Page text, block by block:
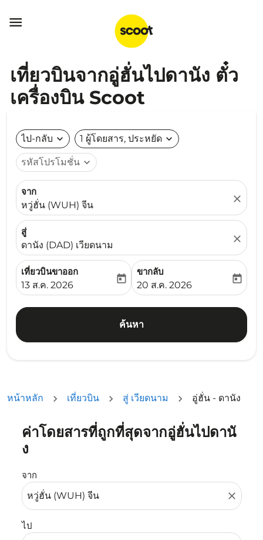

เที่ยวบินจากอู่ฮั่นไปดานัง ตั๋ว
เครื่องบิน Scoot
ไป-กลับ expand_more 1 ผู้โดยสาร, ประหยัด expand_more
รหัสโปรโมชั่น expand_more
จาก
หวู่ฮั่น (WUH) จีน
close
สู่
ดานัง (DAD) เวียดนาม
close
เที่ยวบินขาออก
fc-booking-departure-date-aria-label
13 ส.ค. 2026
today
ขากลับ
fc-booking-return-date-
20 ส.ค. 2026
today
ค้นหา
หน้าหลัก เที่ยวบิน สู่ เวียดนาม อู่ฮั่น - ดานัง
ค่าโดยสารที่ถูกที่สุดจากอู่ฮั่นไปดานั
ง
จาก
close
ไป
ลองอัปเดตเส้นทางของคุณ (ต้นทางและ/หรือปลายทาง) หรื